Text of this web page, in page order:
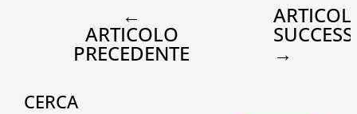
←
ARTICOLO
PRECEDENTE →
CERCA